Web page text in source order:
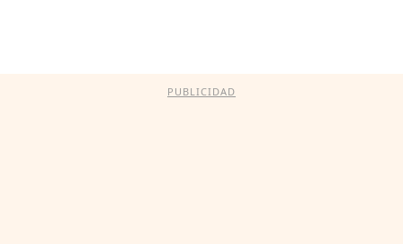
PUBLICIDAD